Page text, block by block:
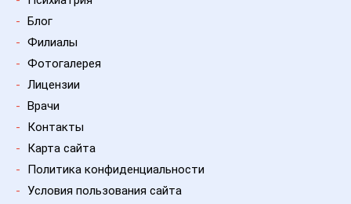
- Блог
- Филиалы
- Фотогалерея
- Лицензии
- Врачи
-
Контакты
-
Карта сайта
-
Политика конфиденциальности
- Условия пользования сайта